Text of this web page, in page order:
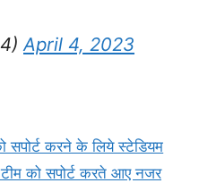
April 4, 2023
सपोर्ट करने के लिये स्टेडियम
को सपोर्ट करते आए नजर